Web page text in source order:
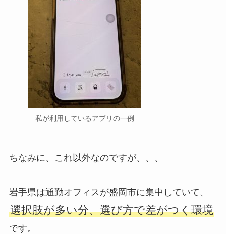
私が利用しているアプリの一例
ちなみに、これ以外なのですが、、、
岩手県は通勤オフィスが盛岡市に集中していて、
選択肢が多い分、選び方で差がつく環境
です。